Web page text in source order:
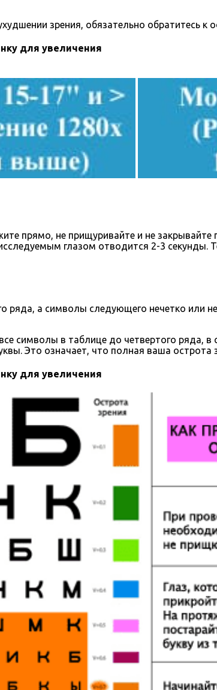
зрения, обязательно обратитесь к
для увеличения
прямо, не прищуривайте и не закрывайте
глазом отводится 2-3 секунды.
а символы следующего нечетко или не
символы в таблице до четвертого ряда,
Это означает, что полная ваша острота
для увеличения